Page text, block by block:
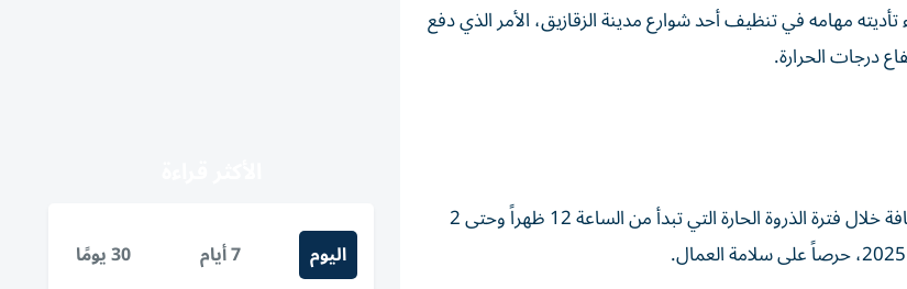
مهامه في تنظيف أحد شوارع مدينة الزقازيق، الأمر الذي دفع
درجات الحرارة.
أعلنت عدد من المحافظات المصرية إيقاف العمل الميداني لعمال النظافة خلال فترة الذروة الحارة التي تبدأ من الساعة 12 ظهراً وحتى 2
اليوم 7 أيام 30 يومًا